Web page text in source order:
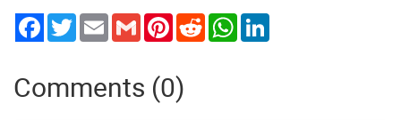
TwitterEmail Gmail PinterestReddit WhatsApp
Comments (0)